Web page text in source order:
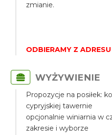
zmianie.
ODBIERAMY Z ADRESU
WYŻYWIENIE
Propozycje na posiłek:
cypryjskiej tawernie
opcjonalnie winiarnia w
zakresie i wyborze